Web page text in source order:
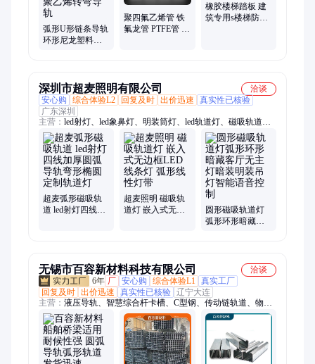
弧形U形链条导轨
环形尼龙塑料轨
聚四氟乙烯管 铁
氟龙管 PTFE管 来
橡胶楼梯踏板 建
筑专用s楼梯防滑
深圳市超麦照明有限公司
洽谈
安心购
综合体验L2 回复及时 出价迅速
真实性已核验
广东深圳
主营： led射灯、led象鼻灯、明装筒灯、led轨道灯、磁吸轨道
灯、led三线轨道灯、led筒灯、led灯具、led格珊灯、led伸缩灯、
cob射灯、led无主灯、斗胆灯、筒灯、小射灯、导轨灯、led面板
灯、灯带、硅胶灯带、楼梯灯、led线条灯、办公灯
超麦弧形磁吸轨
道 led射灯四线加
超麦照明 磁吸轨
道灯 嵌入式无边
圆形磁吸轨道灯
弧形环形暗藏客
无锡市百容新材料科技有限公司
洽谈
6年 厂 安心购 综合体验L1
真实工厂
回复及时 出价迅速 真实性已核验 辽宁大连
主营： 液压导轨、智慧综合杆卡槽、C型钢、传动链轨道、物流
输送线机架、滚筒边框、异型钢定制、不锈钢C型钢